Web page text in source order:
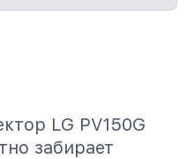
LG PV150G
забирает